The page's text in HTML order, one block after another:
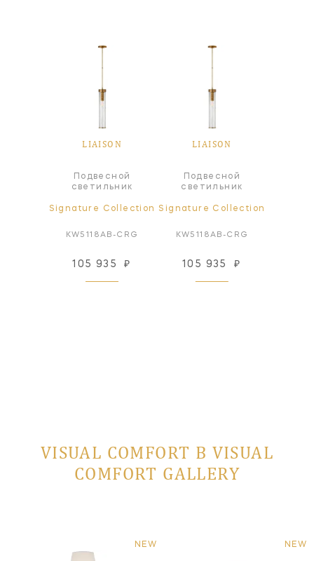
LIAISON
Подвесной
светильник
Signature Collection
KW5118AB-CRG
105 935 ₽
LIAISON
Подвесной
светильник
Signature Collection
KW5118AB-CRG
105 935 ₽
VISUAL COMFORT В VISUAL
COMFORT GALLERY
NEW NEW